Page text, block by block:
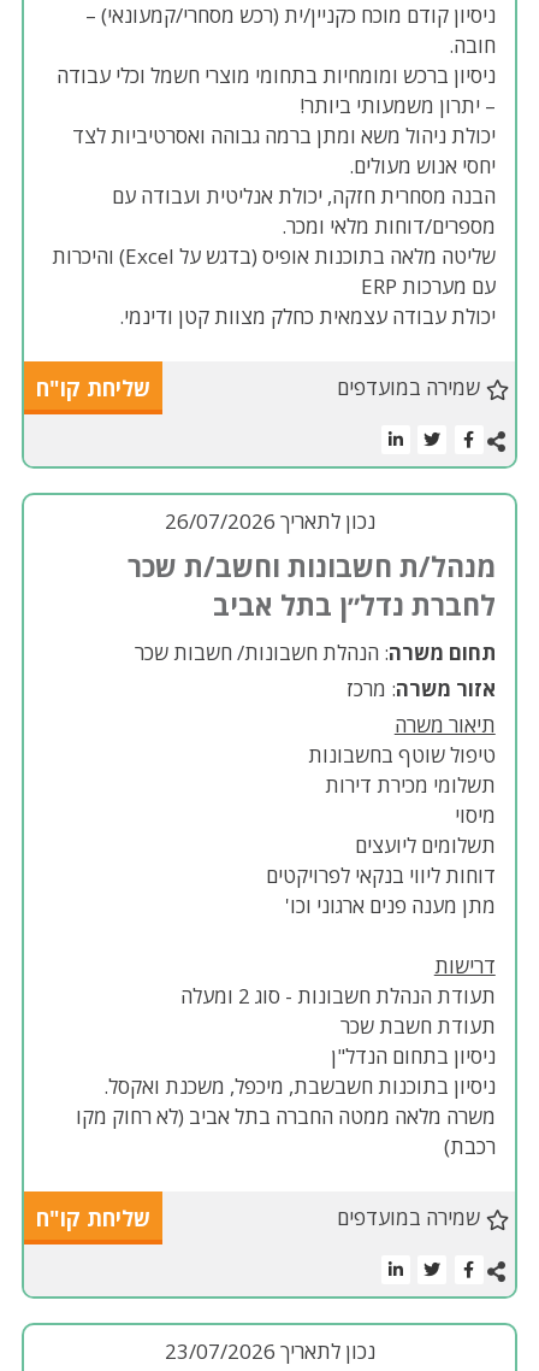
ניסיון קודם מוכח כקניין/ית (רכש מסחרי/קמעונאי) –
חובה.
ניסיון ברכש ומומחיות בתחומי מוצרי חשמל וכלי עבודה
– יתרון משמעותי ביותר!
יכולת ניהול משא ומתן ברמה גבוהה ואסרטיביות לצד
יחסי אנוש מעולים.
הבנה מסחרית חזקה, יכולת אנליטית ועבודה עם
מספרים/דוחות מלאי ומכר.
שליטה מלאה בתוכנות אופיס (בדגש על Excel) והיכרות
עם מערכות ERP
יכולת עבודה עצמאית כחלק מצוות קטן ודינמי.
שמירה במועדפים שליחת קו"ח
נכון לתאריך 26/07/2026
מנהל/ת חשבונות וחשב/ת שכר
לחברת נדל״ן בתל אביב
תחום משרה: הנהלת חשבונות/ חשבות שכר
אזור משרה: מרכז
תיאור משרה
טיפול שוטף בחשבונות
תשלומי מכירת דירות
מיסוי
תשלומים ליועצים
דוחות ליווי בנקאי לפרויקטים
מתן מענה פנים ארגוני וכו'
דרישות
תעודת הנהלת חשבונות - סוג 2 ומעלה
תעודת חשבת שכר
ניסיון בתחום הנדל"ן
ניסיון בתוכנות חשבשבת, מיכפל, משכנת ואקסל.
משרה מלאה ממטה החברה בתל אביב (לא רחוק מקו
רכבת)
שמירה במועדפים שליחת קו"ח
נכון לתאריך 23/07/2026